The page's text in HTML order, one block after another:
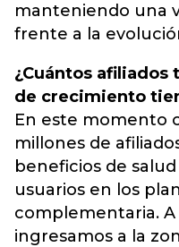
manteniendo una
frente a la
¿Cuántos
de crecimiento
En este momento
millones de
beneficios de
usuarios en los
complementaria.
ingresamos a la